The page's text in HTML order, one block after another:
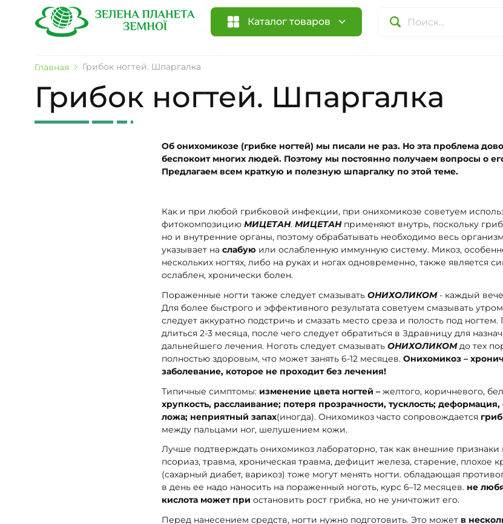
Каталог товаров
Главная Грибок ногтей. Шпаргалка
Грибок ногтей. Шпаргалка
Об онихомикозе (грибке ногтей) мы писали не раз. Но эта проблема
беспокоит многих людей. Поэтому мы постоянно получаем вопросы о
Предлагаем всем краткую и полезную шпаргалку по этой теме.
Как и при любой грибковой инфекции, при онихомикозе советуем
фитокомпозицию МИЦЕТАН. МИЦЕТАНприменяют внутрь, поскольку
но и внутренние органы, поэтому обрабатывать необходимо весь
указывает на слабую или ослабленную иммунную систему. Микоз,
нескольких ногтях, либо на руках и ногах одновременно, также является
ослаблен, хронически болен.
Пораженные ногти также следует смазывать ОНИХОЛИКОМ- каждый
Для более быстрого и эффективного результата советуем смазывать
следует аккуратно подстричь и смазать место среза и полость под
длиться 2-3 месяца, после чего следует обратиться в Здравницу для
дальнейшего лечения. Ноготь следует смазывать ОНИХОЛИКОМдо тех
полностью здоровым, что может занять 6-12 месяцев. Онихомикоз –
заболевание, которое не проходит без лечения!
Типичные симптомы: изменение цвета ногтей – желтого, коричневого,
хрупкость, расслаивание; потеря прозрачности, тусклость; деформация,
ложа; неприятный запах(иногда). Онихомикоз часто сопровождается
между пальцами ног, шелушением кожи.
Лучше подтверждать онихомикоз лабораторно, так как внешние
псориаз, травма, хроническая травма, дефицит железа, старение, плохое
(сахарный диабет, варикоз) тоже могут менять ногти. обладающая
в день ее надо наносить на пораженный ноготь, курс 6–12 месяцев. не
кислота может при остановить рост грибка, но не уничтожит его.
Перед нанесением средств, ногти нужно подготовить. Это может в